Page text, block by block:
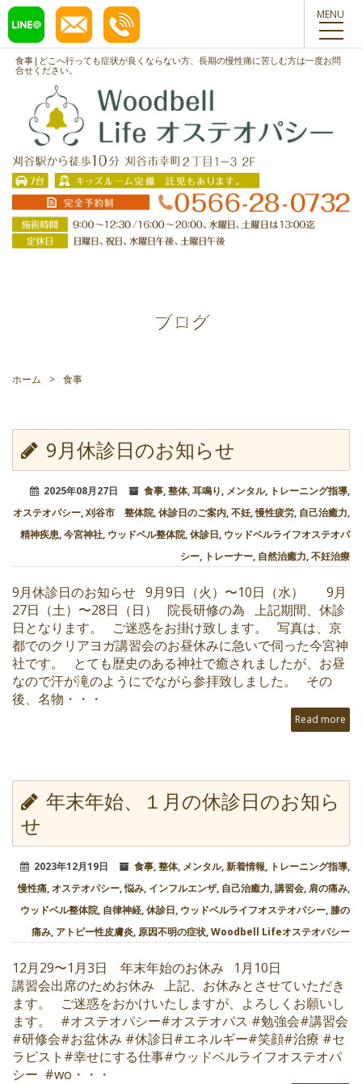
食事|どこへ行っても症状が良くならない方、長期の慢性痛に苦しむ方は一度お問
合せください。
ブログ
ホーム > 食事
9月休診日のお知らせ
2025年08月27日 食事,整体,耳鳴り, メンタル, トレーニング指導,
オステオパシー,刈谷市 整体院,休診日のご案内,不妊,慢性疲労, 自己治癒力,
精神疾患,今宮神社, ウッドベル整体院,休診日, ウッドベルライフオステオパ
シー, トレーナー, 自然治癒力,不妊治療
9月休診日のお知らせ 9月9日（火）〜10日（水） 9月
27日（土）〜28日（日） 院長研修の為 上記期間、休診
日となります。 ご迷惑をお掛け致します。 写真は、京
都でのクリアヨガ講習会のお昼休みに急いで伺った今宮神
社です。 とても歴史のある神社で癒されましたが、お昼
なので汗が滝のようにでながら参拝致しました。 その
後、名物・・・
Read more
年末年始、１月の休診日のお知ら
せ
2023年12月19日 食事,整体, メンタル,新着情報, トレーニング指導,
慢性痛,オステオパシー,悩み, インフルエンザ, 自己治癒力,講習会, 肩の痛み,
ウッドベル整体院, 自律神経,休診日, ウッドベルライフオステオパシー,膝の
痛み, アトピー性皮膚炎, 原因不明の症状,Woodbell Lifeオステオパシー
12月29〜1月3日 年末年始のお休み 1月10日
講習会出席のためお休み 上記、お休みとさせていただき
ます。 ご迷惑をおかけいたしますが、よろしくお願いし
ます。 #オステオパシー#オステオパス #勉強会#講習会
#研修会#お盆休み #休診日#エネルギー#笑顔#治療 #セ
ラピスト#幸せにする仕事#ウッドベルライフオステオパ
シー #wo・・・